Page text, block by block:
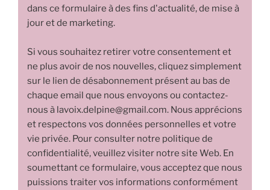
dans ce formulaire à des fins d'actualité, de mise à
jour et de marketing.
Si vous souhaitez retirer votre consentement et
ne plus avoir de nos nouvelles, cliquez simplement
sur le lien de désabonnement présent au bas de
chaque email que nous envoyons ou contactez-
nous à lavoix.delpine@gmail.com. Nous apprécions
et respectons vos données personnelles et votre
vie privée. Pour consulter notre politique de
confidentialité, veuillez visiter notre site Web. En
soumettant ce formulaire, vous acceptez que nous
puissions traiter vos informations conformément